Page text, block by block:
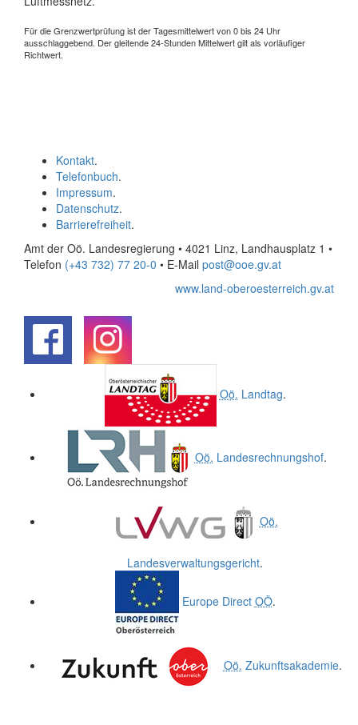
Für die Grenzwertprüfung ist der Tagesmittelwert von 0 bis 24 Uhr
ausschlaggebend. Der gleitende 24-Stunden Mittelwert gilt als vorläufiger
Richtwert.
Kontakt.
Telefonbuch.
Impressum.
Datenschutz.
Barrierefreiheit.
Amt der Oö. Landesregierung • 4021 Linz, Landhausplatz 1 •
Telefon (+43 732) 77 20-0 • E-Mail post@ooe.gv.at
www.land-oberoesterreich.gv.at
Oö. Landtag.
Oö. Landesrechnungshof.
Oö.
Landesverwaltungsgericht.
Europe Direct OÖ.
Oö. Zukunftsakademie.